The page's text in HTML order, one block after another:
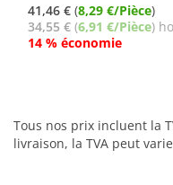
41,46 € (8,29 €/Pièce)
34,55 € (6,91 €/Pièce)
14 % économie
Tous nos prix incluent la
livraison, la TVA peut